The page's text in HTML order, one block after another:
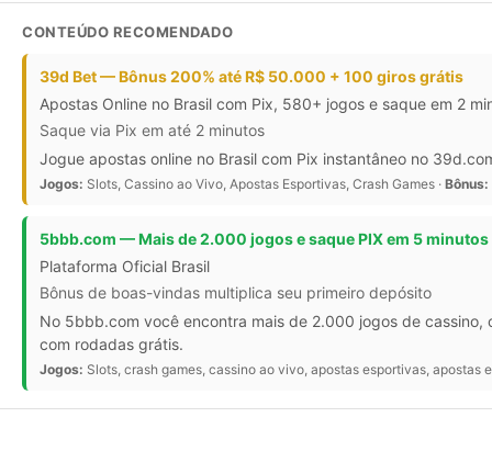
CONTEÚDO RECOMENDADO
39d Bet — Bônus 200% até R$ 50.000 + 100 giros grátis
Apostas Online no Brasil com Pix, 580+ jogos e saque em 2
Saque via Pix em até 2 minutos
Jogue apostas online no Brasil com Pix instantâneo no
Jogos: Slots, Cassino ao Vivo, Apostas Esportivas, Crash Games · Bônus:
5bbb.com — Mais de 2.000 jogos e saque PIX em 5 minutos
Plataforma Oficial Brasil
Bônus de boas-vindas multiplica seu primeiro depósito
No 5bbb.com você encontra mais de 2.000 jogos de cassino,
com rodadas grátis.
Jogos: Slots, crash games, cassino ao vivo, apostas esportivas, apostas